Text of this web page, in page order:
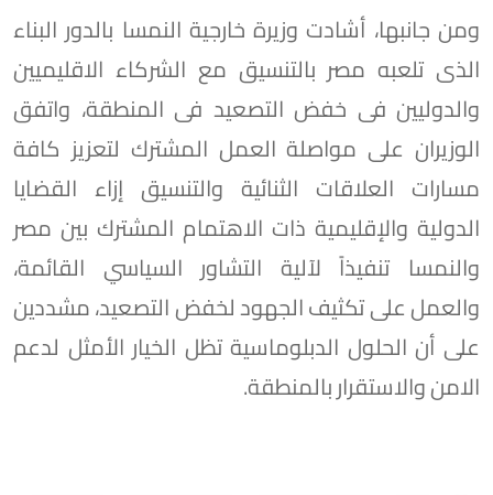
ومن جانبها، أشادت وزيرة خارجية النمسا بالدور البناء
الذى تلعبه مصر بالتنسيق مع الشركاء الاقليميين
والدوليين فى خفض التصعيد فى المنطقة، واتفق
الوزيران على مواصلة العمل المشترك لتعزيز كافة
مسارات العلاقات الثنائية والتنسيق إزاء القضايا
الدولية والإقليمية ذات الاهتمام المشترك بين مصر
والنمسا تنفيذاً لآلية التشاور السياسي القائمة،
والعمل على تكثيف الجهود لخفض التصعيد، مشددين
على أن الحلول الدبلوماسية تظل الخيار الأمثل لدعم
الامن والاستقرار بالمنطقة.